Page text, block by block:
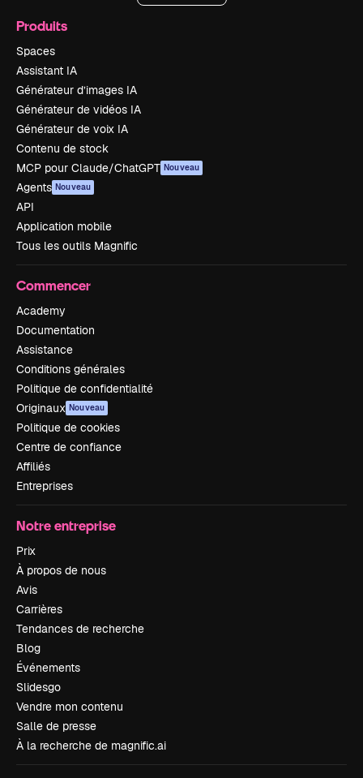
Produits
Spaces
Assistant IA
Générateur d’images IA
Générateur de vidéos IA
Générateur de voix IA
Contenu de stock
MCP pour Claude/ChatGPT Nouveau
Agents Nouveau
API
Application mobile
Tous les outils Magnific
Commencer
Academy
Documentation
Assistance
Conditions générales
Politique de confidentialité
Originaux Nouveau
Politique de cookies
Centre de confiance
Affiliés
Entreprises
Notre entreprise
Prix
À propos de nous
Avis
Carrières
Tendances de recherche
Blog
Événements
Slidesgo
Vendre mon contenu
Salle de presse
À la recherche de magnific.ai